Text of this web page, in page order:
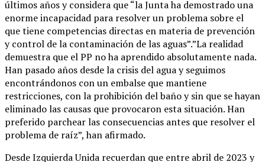
últimos años y considera que “la Junta ha demostrado una
enorme incapacidad para resolver un problema sobre el
que tiene competencias directas en materia de prevención
y control de la contaminación de las aguas”.”La realidad
demuestra que el PP no ha aprendido absolutamente nada.
Han pasado años desde la crisis del agua y seguimos
encontrándonos con un embalse que mantiene
restricciones, con la prohibición del baño y sin que se hayan
eliminado las causas que provocaron esta situación. Han
preferido parchear las consecuencias antes que resolver el
problema de raíz”, han afirmado.
Desde Izquierda Unida recuerdan que entre abril de 2023 y